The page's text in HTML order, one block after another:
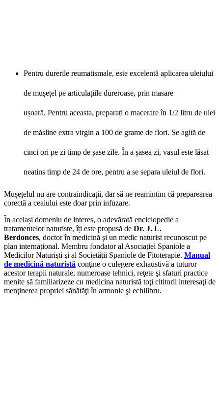
Pentru durerile reumatismale, este excelentă aplicarea uleiului
de mușețel pe articulațiile dureroase, prin masare
ușoară. Pentru aceasta, preparați o macerare în 1/2 litru de ulei
de măsline extra virgin a 100 de grame de flori. Se agită de
cinci ori pe zi timp de șase zile. În a șasea zi, vasul este lăsat
neatins timp de 24 de ore, pentru a se separa uleiul de flori.
Mușețelul nu are contraindicații, dar să ne reamintim că preparearea
corectă a ceaiului este doar prin infuzare.
În același domeniu de interes, o adevărată enciclopedie a
tratamentelor naturiste, îți este propusă de Dr. J. L.
Berdonces, doctor în medicină şi un medic naturist recunoscut pe
plan internaţional. Membru fondator al Asociaţiei Spaniole a
Medicilor Naturişti şi al Societăţii Spaniole de Fitoterapie. Manual
de medicină naturistă conţine o culegere exhaustivă a tuturor
acestor terapii naturale, numeroase tehnici, reţete şi sfaturi practice
menite să familiarizeze cu medicina naturistă toţi cititorii interesaţi de
menţinerea propriei sănătăţi în armonie şi echilibru.